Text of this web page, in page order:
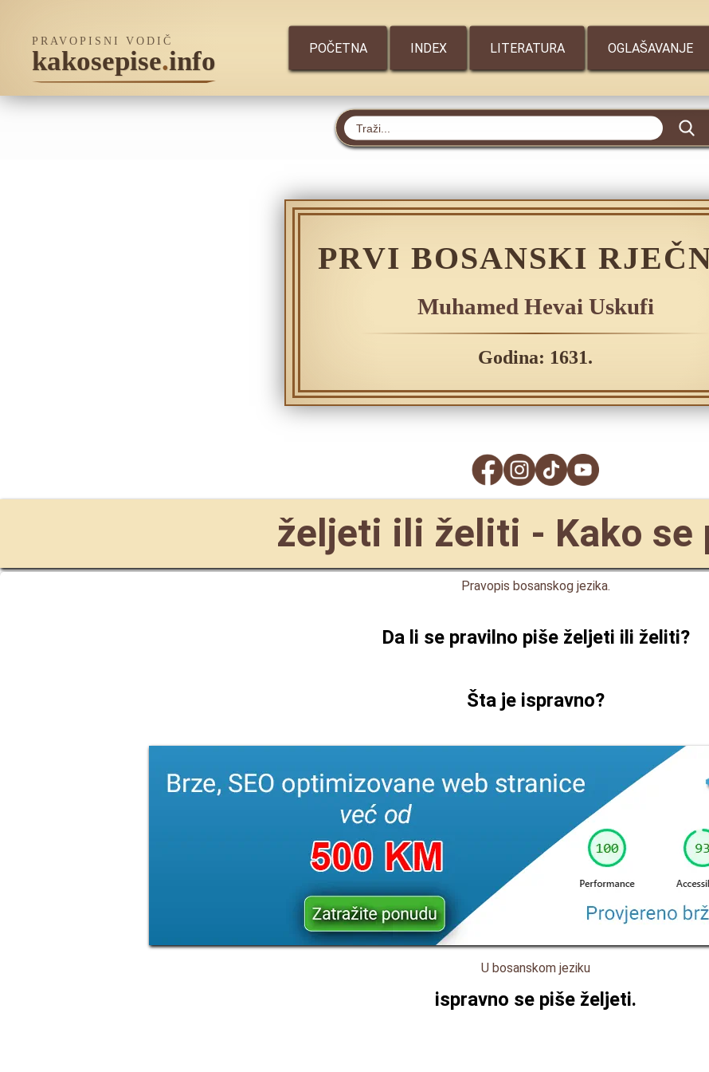
PRAVOPISNI VODIČ
kakosepise.info POČETNA INDEX LITERATURA OGLAŠAVANJE
PRVI BOSANSKI
Muhamed Hevai Uskufi
Godina: 1631.
željeti ili želiti - Kako se
Pravopis bosanskog jezika.
Da li se pravilno piše željeti ili želiti?
Šta je ispravno?
U bosanskom jeziku
ispravno se piše željeti.